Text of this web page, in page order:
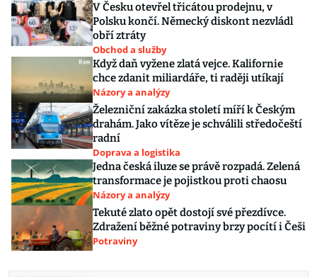
V Česku otevřel třicátou prodejnu, v
Polsku končí. Německý diskont nezvládl
obří ztráty
Obchod a služby
Když daň vyžene zlatá vejce. Kalifornie
chce zdanit miliardáře, ti raději utíkají
Názory a analýzy
Železniční zakázka století míří k Českým
drahám. Jako vítěze je schválili středočeští
radní
Doprava a logistika
Jedna česká iluze se právě rozpadá. Zelená
transformace je pojistkou proti chaosu
Názory a analýzy
Tekuté zlato opět dostojí své přezdívce.
Zdražení běžné potraviny brzy pocítí i Češi
Potraviny